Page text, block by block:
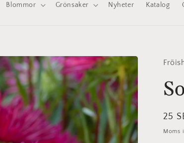
Blommor Grönsaker Nyheter Katalog
pris
25
Moms